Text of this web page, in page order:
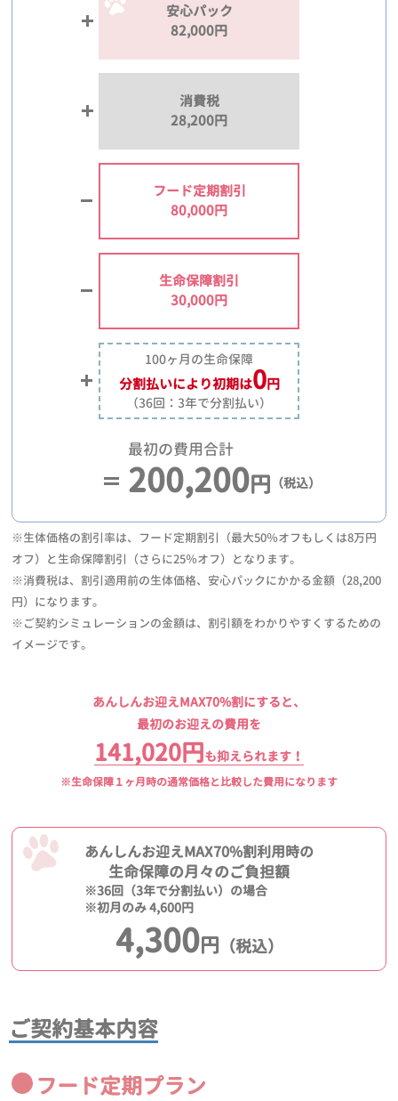
安心パック
82,000円
消費税
28,200円
フード定期割引
80,000円
生命保障割引
30,000円
100ヶ月の生命保障
分割払いにより初期は0円
（36回：3年で分割払い）
最初の費用合計
200,200円 （税込）
※生体価格の割引率は、フード定期割引（最大50％オフもしくは8万円
オフ）と生命保障割引（さらに25％オフ）となります。
※消費税は、割引適用前の生体価格、安心パックにかかる金額（28,200
円）になります。
※ご契約シミュレーションの金額は、割引額をわかりやすくするための
イメージです。
あんしんお迎えMAX70%割にすると、
最初のお迎えの費用を
141,020円も抑えられます！
※生命保障１ヶ月時の通常価格と比較した費用になります
あんしんお迎えMAX70%割利用時の
生命保障の月々のご負担額
※36回（3年で分割払い）の場合
※初月のみ 4,600円
4,300円 （税込）
ご契約基本内容
フード定期プラン